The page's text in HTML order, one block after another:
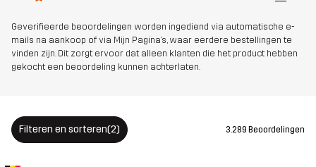
Ontworpen
voor
ALLROUND VOOR ALLEDAAGS GEBRUIK
Versies Nieuwste versie
Bekijk de versiegeschiedenis
Geverifieerde beoordelingen worden ingediend via automatische e-
mails na aankoop of via Mijn Pagina's, waar eerdere bestellingen te
vinden zijn. Dit zorgt ervoor dat alleen klanten die het product hebben
gekocht een beoordeling kunnen achterlaten.
Filteren en sorteren(2) 3.289 Beoordelingen